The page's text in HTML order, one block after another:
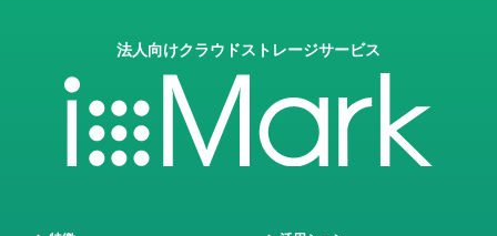
法人向けクラウドストレージサービス